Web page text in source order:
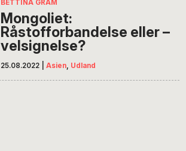
BETTINA GRAM
Mongoliet:
Råstofforbandelse eller –
velsignelse?
25.08.2022 Asien, Udland